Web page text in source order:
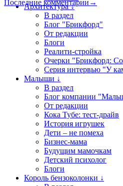
Архитектура ↓
В раздел
Блог "Брикфорд"
От редакции
Блоги
Реалити-стройка
Очерки "Брикфорд:
Серия интервью "У
Малыши ↓
В раздел
Блог компании
От редакции
Кока Тубе: тест-драйв
История игрушек
Дети – не помеха
Бизнес-мама
Будущим мамочкам
Детский психолог
Блоги
Король бензоколонки ↓
Последние комментарии →